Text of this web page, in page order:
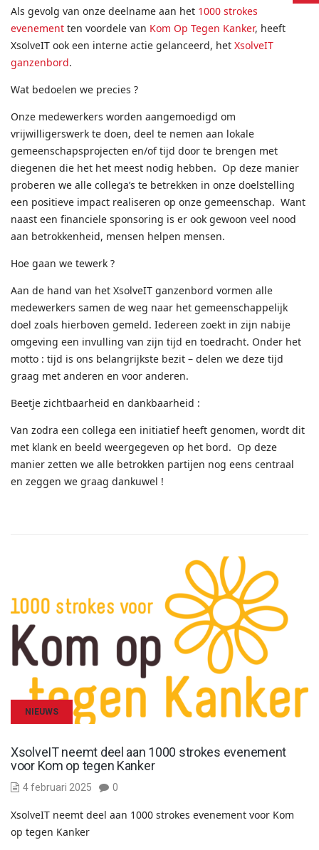
Als gevolg van onze deelname aan het 1000 strokes
evenement ten voordele van Kom Op Tegen Kanker, heeft
XsolveIT ook een interne actie gelanceerd, het XsolveIT
ganzenbord.
Wat bedoelen we precies ?
Onze medewerkers worden aangemoedigd om
vrijwilligerswerk te doen, deel te nemen aan lokale
gemeenschapsprojecten en/of tijd door te brengen met
diegenen die het het meest nodig hebben. Op deze manier
proberen we alle collega’s te betrekken in onze doelstelling
een positieve impact realiseren op onze gemeenschap. Want
naast een financiele sponsoring is er ook gewoon veel nood
aan betrokkenheid, mensen helpen mensen.
Hoe gaan we tewerk ?
Aan de hand van het XsolveIT ganzenbord vormen alle
medewerkers samen de weg naar het gemeenschappelijk
doel zoals hierboven gemeld. Iedereen zoekt in zijn nabije
omgeving een invulling van zijn tijd en toedracht. Onder het
motto : tijd is ons belangrijkste bezit – delen we deze tijd
graag met anderen en voor anderen.
Beetje zichtbaarheid en dankbaarheid :
Van zodra een collega een initiatief heeft genomen, wordt dit
met klank en beeld weergegeven op het bord. Op deze
manier zetten we alle betrokken partijen nog eens centraal
en zeggen we graag dankuwel !
NIEUWS
XsolveIT neemt deel aan 1000 strokes evenement
voor Kom op tegen Kanker
4 februari 2025 0
XsolveIT neemt deel aan 1000 strokes evenement voor Kom
op tegen Kanker